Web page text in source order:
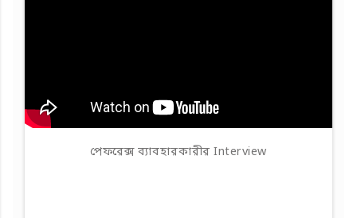
পেফরেক্স ব্যাবহারকারীর Interview